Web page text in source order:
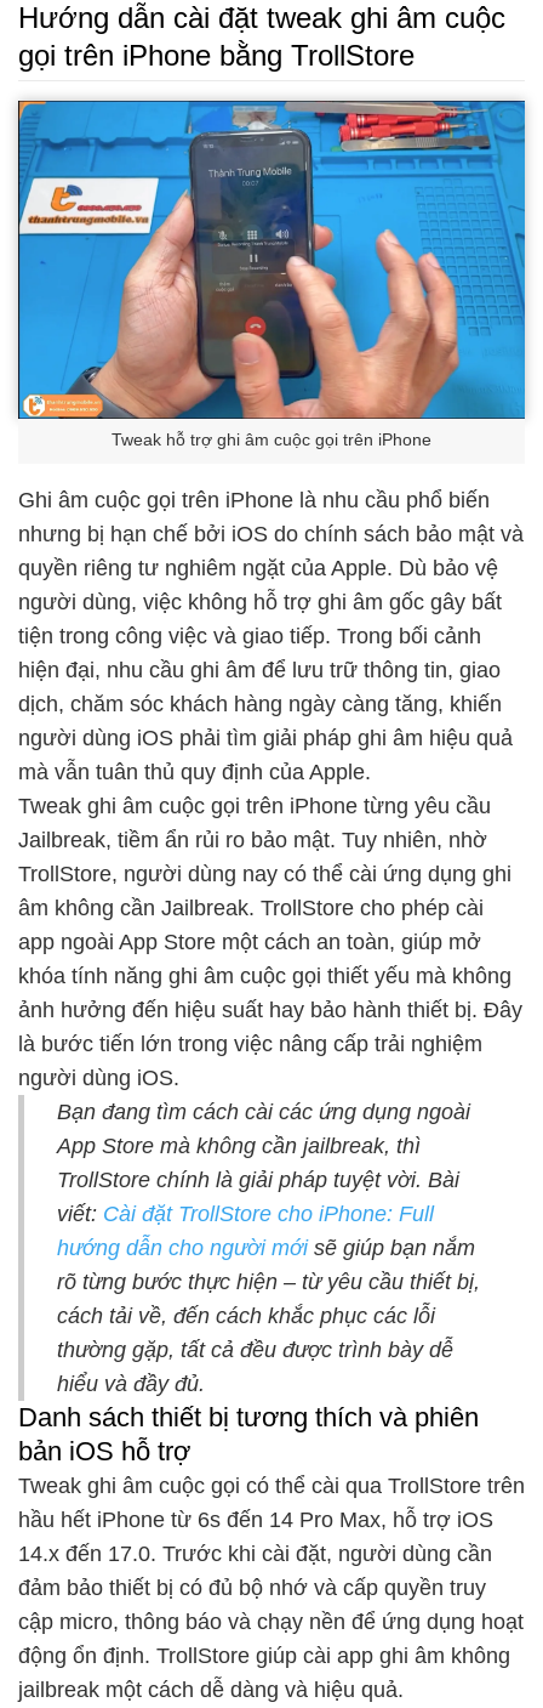
Hướng dẫn cài đặt tweak ghi âm cuộc
gọi trên iPhone bằng TrollStore
Tweak hỗ trợ ghi âm cuộc gọi trên iPhone
Ghi âm cuộc gọi trên iPhone là nhu cầu phổ biến
nhưng bị hạn chế bởi iOS do chính sách bảo mật và
quyền riêng tư nghiêm ngặt của Apple. Dù bảo vệ
người dùng, việc không hỗ trợ ghi âm gốc gây bất
tiện trong công việc và giao tiếp. Trong bối cảnh
hiện đại, nhu cầu ghi âm để lưu trữ thông tin, giao
dịch, chăm sóc khách hàng ngày càng tăng, khiến
người dùng iOS phải tìm giải pháp ghi âm hiệu quả
mà vẫn tuân thủ quy định của Apple.
Tweak ghi âm cuộc gọi trên iPhone từng yêu cầu
Jailbreak, tiềm ẩn rủi ro bảo mật. Tuy nhiên, nhờ
TrollStore, người dùng nay có thể cài ứng dụng ghi
âm không cần Jailbreak. TrollStore cho phép cài
app ngoài App Store một cách an toàn, giúp mở
khóa tính năng ghi âm cuộc gọi thiết yếu mà không
ảnh hưởng đến hiệu suất hay bảo hành thiết bị. Đây
là bước tiến lớn trong việc nâng cấp trải nghiệm
người dùng iOS.
Bạn đang tìm cách cài các ứng dụng ngoài
App Store mà không cần jailbreak, thì
TrollStore chính là giải pháp tuyệt vời. Bài
viết: Cài đặt TrollStore cho iPhone: Full
hướng dẫn cho người mới sẽ giúp bạn nắm
rõ từng bước thực hiện – từ yêu cầu thiết bị,
cách tải về, đến cách khắc phục các lỗi
thường gặp, tất cả đều được trình bày dễ
hiểu và đầy đủ.
Danh sách thiết bị tương thích và phiên
bản iOS hỗ trợ
Tweak ghi âm cuộc gọi có thể cài qua TrollStore trên
hầu hết iPhone từ 6s đến 14 Pro Max, hỗ trợ iOS
14.x đến 17.0. Trước khi cài đặt, người dùng cần
đảm bảo thiết bị có đủ bộ nhớ và cấp quyền truy
cập micro, thông báo và chạy nền để ứng dụng hoạt
động ổn định. TrollStore giúp cài app ghi âm không
jailbreak một cách dễ dàng và hiệu quả.